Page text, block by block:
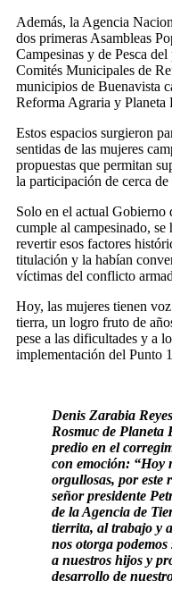
Además, la Agencia
dos primeras Asambleas
Campesinas y de Pesca
Comités Municipales de
municipios de Buenavista
Reforma Agraria y Planeta
Estos espacios surgieron
sentidas de las mujeres
propuestas que permitan
la participación de cerca
Solo en el actual Gobierno
cumple al campesinado,
revertir esos factores
titulación y la habían
víctimas del conflicto
Hoy, las mujeres tienen
tierra, un logro fruto de
pese a las dificultades y a
implementación del Punto
Denis Zarabia
Rosmuc de Planeta
predio en el
con emoción: “Hoy
orgullosas, por este
señor presidente
de la Agencia de
tierrita, al trabajo y
nos otorga
a nuestros hijos y
desarrollo de